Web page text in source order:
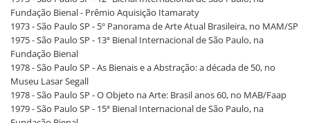
Fundação Bienal - Prêmio Aquisição Itamaraty
1973 - São Paulo SP - 5º Panorama de Arte Atual Brasileira, no MAM/SP
1975 - São Paulo SP - 13ª Bienal Internacional de São Paulo, na
Fundação Bienal
1978 - São Paulo SP - As Bienais e a Abstração: a década de 50, no
Museu Lasar Segall
1978 - São Paulo SP - O Objeto na Arte: Brasil anos 60, no MAB/Faap
1979 - São Paulo SP - 15ª Bienal Internacional de São Paulo, na